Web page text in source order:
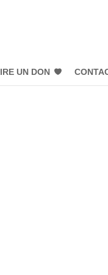
UN DON